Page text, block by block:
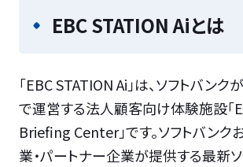
EBC STATION Aiとは
「EBC STATION Ai」は、ソフトバン
で運営する法人顧客向け体験施設「
Briefing Center」です。ソフトバンク
業・パートナー企業が提供する最新